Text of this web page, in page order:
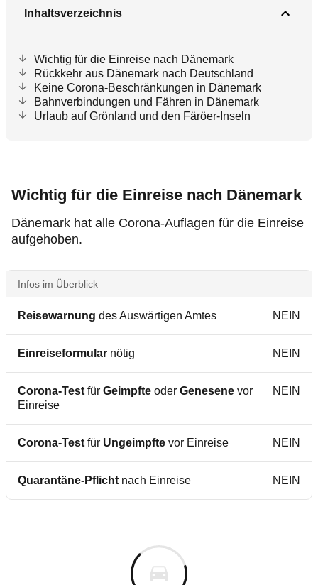
Inhaltsverzeichnis
Wichtig für die Einreise nach Dänemark
Rückkehr aus Dänemark nach Deutschland
Keine Corona-Beschränkungen in Dänemark
Bahnverbindungen und Fähren in Dänemark
Urlaub auf Grönland und den Färöer-Inseln
Wichtig für die Einreise nach Dänemark
Dänemark hat alle Corona-Auflagen für die Einreise
aufgehoben.
Infos im Überblick
Reisewarnung des Auswärtigen Amtes NEIN
Einreiseformular nötig NEIN
Corona-Test für Geimpfte oder Genesene vor
Einreise
NEIN
Corona-Test für Ungeimpfte vor Einreise NEIN
Quarantäne-Pflicht nach Einreise NEIN